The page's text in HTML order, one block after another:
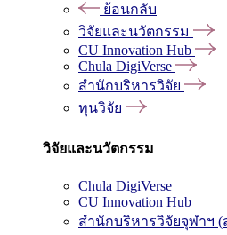
ย้อนกลับ
วิจัยและนวัตกรรม
CU Innovation Hub
Chula DigiVerse
สำนักบริหารวิจัย
ทุนวิจัย
วิจัยและนวัตกรรม
Chula DigiVerse
CU Innovation Hub
สำนักบริหารวิจัยจุฬาฯ (